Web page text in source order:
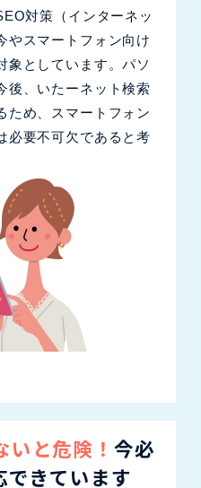
対策（インターネッ
やスマートフォン向け
象としています。パソ
後、いたーネット検索
ため、スマートフォン
必要不可欠であると考
と危険！ 今必
できています